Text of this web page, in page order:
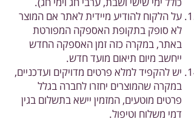
על הלקוח להודיע מיידית לאתר אם המוצר
לא סופק בתקופת האספקה המפורטת
באתר, במקרה כזה זמן האספקה החדש
ייחשב מיום תיאום מועד חדש.
יש להקפיד למלא פרטים מדויקים ועדכניים,
במקרה שהמוצרים יחזרו לחברה בגלל
פרטים מוטעים, המזמין יישא בתשלום בגין
דמי משלוח וטיפול.